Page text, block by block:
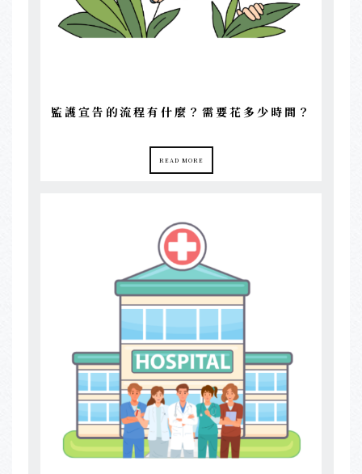
監護宣告的流程有什麼？需要花多少時間？
READ MORE